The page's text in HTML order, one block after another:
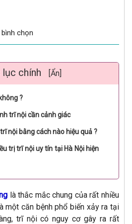
chọn
chính [Ẩn]
?
trĩ nội cần cảnh giác
nội bằng cách nào hiệu quả ?
trị trĩ nội uy tín tại Hà Nội hiện
là thắc mắc chung của rất nhiều
một căn bệnh phổ biến xảy ra tại
trĩ nội có nguy cơ gây ra rất